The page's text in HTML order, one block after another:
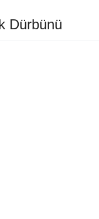
Dürbünü